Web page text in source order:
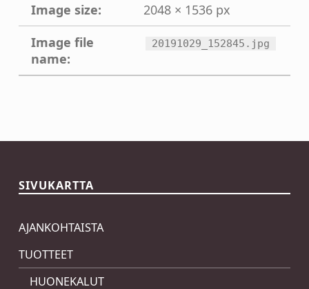
Image size:
2048 × 1536 px
Image file
name:
20191029_152845.jpg
SIVUKARTTA
AJANKOHTAISTA
TUOTTEET
HUONEKALUT